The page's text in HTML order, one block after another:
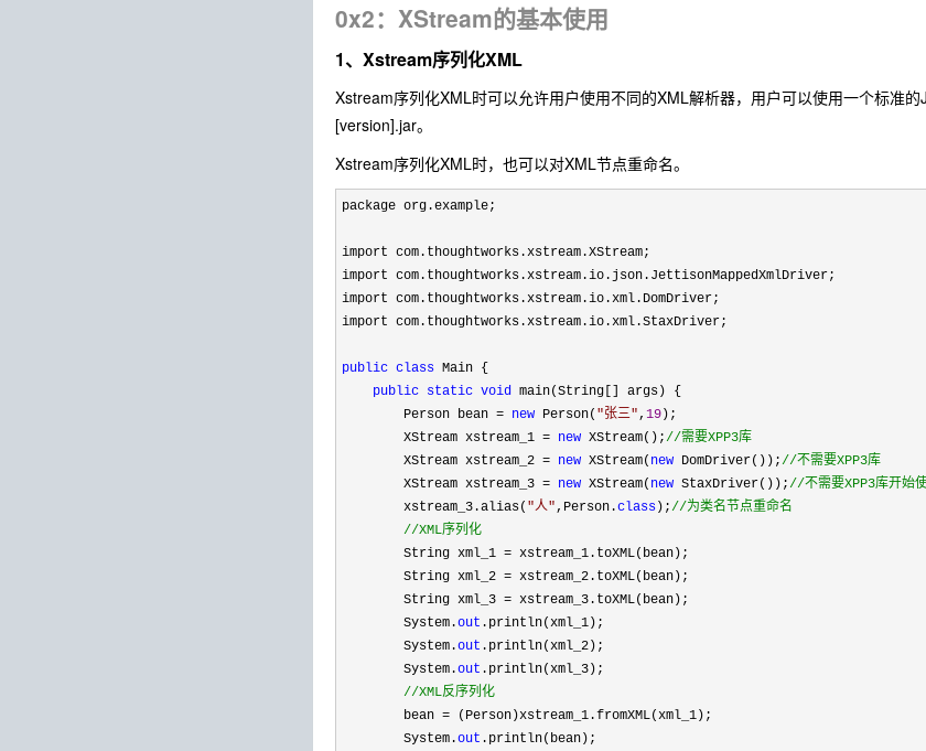
0x2：XStream的基本使用
1、Xstream序列化XML
Xstream序列化XML时可以允许用户使用不同的XML解析器，用户可以使用一个标准
[version].jar。
Xstream序列化XML时，也可以对XML节点重命名。
package org.example;
import com.thoughtworks.xstream.XStream;
import com.thoughtworks.xstream.io.json.JettisonMappedXmlDriver;
import com.thoughtworks.xstream.io.xml.DomDriver;
import com.thoughtworks.xstream.io.xml.StaxDriver;
public class Main {
public static void main(String[] args) {
        Person bean
= new Person( "张三", 19 );
        XStream xstream_1
= new XStream();//需要XPP3库
        XStream xstream_2 =
new XStream( new DomDriver());//不需要XPP3库
        XStream xstream_3 =
new XStream( new StaxDriver());//不需要XPP3库开始
        xstream_3.alias(
"人",Person.class );//为类名节点重命名
//XML序列化
        String xml_1 =
xstream_1.toXML(bean);
        String xml_2
= xstream_2.toXML(bean);
        String xml_3
= xstream_3.toXML(bean);
        System.
out .println(xml_1);
        System.
out .println(xml_2);
        System.
out .println(xml_3);
//XML反序列化
        bean =
(Person)xstream_1.fromXML(xml_1);
        System.
out .println(bean);